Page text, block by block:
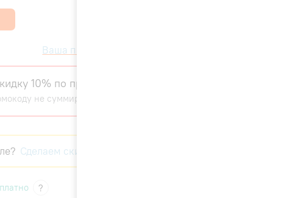
Ваша персональная скидка
10% по промокоду Hisense Sale
не суммируется с другими скидками)
Сделаем скидку!
?